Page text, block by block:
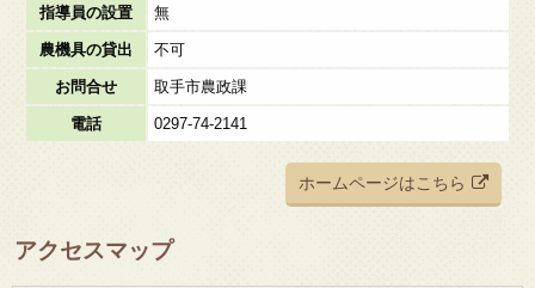
指導員の設置 無
農機具の貸出 不可
お問合せ 取手市農政課
電話 0297-74-2141
ホームページはこちら
アクセスマップ